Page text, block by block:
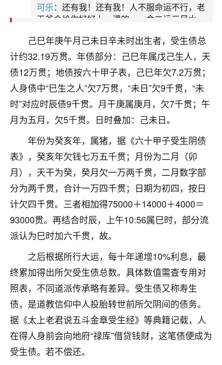
三、己巳年庚午月己未日辛未时欠多少受生债
己巳年庚午月己未日辛未时出生者，受生债总
计约32.19万贯。年债部分：己巳年属戊己生人，天
债12万贯；地债按六十甲子表，己巳年欠7.2万贯；
人身债中“巳生之人”欠7万贯，“未日”欠9千贯，“未
时”对应时辰债9千贯。月干庚属庚月，欠7千贯；午
月为五月，欠5千贯。日时叠加：己未日。
年份为癸亥年，属猪，据《六十甲子受生阴债
表》，癸亥年欠钱七万五千贯；月份为二月（卯
月），天干为癸，癸月欠一万两千贯，二月数字部
分为两千贯，合计一万四千贯；日期为初四，按日
计欠四千贯。三者相加得75000＋14000＋4000＝
93000贯。再结合时辰，上午10:56属巳时，部分流
派认为巳时加六千贯，故。
之后根据所行大运，每十年递增10%利息，最
终累加得出所欠受生债总数。具体数值需查专用对
照表，不同道派传承略有差异。受生债又称寿生
债，是道教信仰中人投胎转世前所欠阴间的债务。
据《太上老君说五斗金章受生经》等典籍记载，人
在得人身前会向地府“禄库”借贷钱财，这笔债便成为
受生债。若不偿还。
可乐：还有我！还有我！人不服命运不行，老
天爷会给你好好上一课的。一命二运三风水，
平安是福：我也是每年找老师化太岁，看年
卦，认识老师3年了，都是缘分啊！
17分钟前 来自湖北 19
心若莲花
我是做餐饮的，这两年，生意屡屡受挫，店开一家关
一家，要么生意不好，生意好的就出事。前些年攒的
家底快败光了，真是倒霉！我也想找人看看到底怎么
回事？
鹿森：你可以找老师看看，人有时不服命不行
啊！
太阳当空赵 ：我也做餐饮的，生意不算大，但
是我从找店开始都是找慧来老师跟进的，选
址、风水、还有开业日子，哪哪都看了，虽然
大环境不好，但是我家生意还可以，前几天又
刚找老师做了补财库，希望财运更好一点！
2小时前 来自海南 18
梦醒时分
我女儿高二叛逆，大半年不上学，一说她就要死要活
的，把我们两口子愁的不行，朋友给我推荐的慧来老
师，一开始我是病急乱投医，这半年来，法事一个个
做完，我女儿跟变了个人一样，不期望她能考多好的
大学，只要能安安稳稳的把书读了，身体心理都健健
康康的我就很知足了！